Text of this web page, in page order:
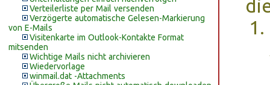
Verteilerliste per Mail versenden
Verzögerte automatische Gelesen-Markierung
von E-Mails
Visitenkarte im Outlook-Kontakte Format
mitsenden
Wichtige Mails nicht archivieren
Wiedervorlage
winmail.dat -Attachments